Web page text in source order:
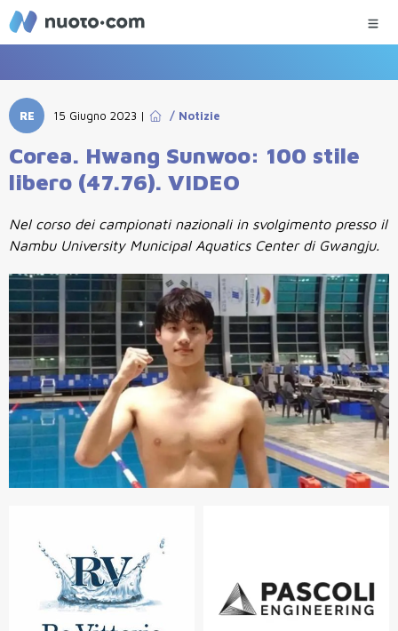
RE 15 Giugno 2023 | / Notizie
Corea. Hwang Sunwoo: 100 stile
libero (47.76). VIDEO
Nel corso dei campionati nazionali in svolgimento presso il
Nambu University Municipal Aquatics Center di Gwangju.